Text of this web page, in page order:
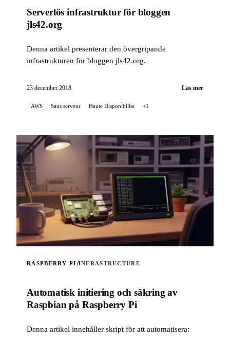
Serverlös infrastruktur för bloggen
jls42.org
Denna artikel presenterar den övergripande
infrastrukturen för bloggen jls42.org.
23 december 2018 Läs mer
AWS Sans serveur Haute Disponibilite +1
RASPBERRY PI/INFRASTRUCTURE
Automatisk initiering och säkring av
Raspbian på Raspberry Pi
Denna artikel innehåller skript för att automatisera: